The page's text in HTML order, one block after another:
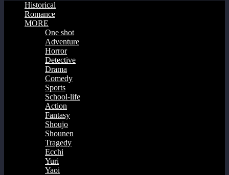
Historical
Romance
MORE
One shot
Adventure
Horror
Detective
Drama
Comedy
Sports
School-life
Action
Fantasy
Shoujo
Shounen
Tragedy
Ecchi
Yuri
Yaoi